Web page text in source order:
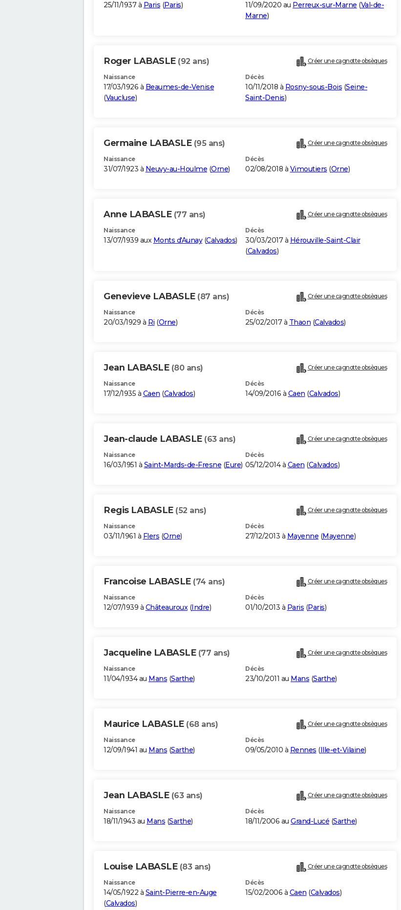
25/11/1937 à Paris (Paris) 11/09/2020 au Perreux-sur-Marne (Val-de-
Marne)
Roger LABASLE (92 ans) Créer une cagnotte obsèques
Naissance
17/03/1926 à Beaumes-de-Venise
(Vaucluse)
Décès
10/11/2018 à Rosny-sous-Bois (Seine-
Saint-Denis)
Germaine LABASLE (95 ans) Créer une cagnotte obsèques
Naissance
31/07/1923 à Neuvy-au-Houlme (Orne)
Décès
02/08/2018 à Vimoutiers (Orne)
Anne LABASLE (77 ans) Créer une cagnotte obsèques
Naissance
13/07/1939 aux Monts d'Aunay(Calvados)
Décès
30/03/2017 à Hérouville-Saint-Clair
(Calvados)
Genevieve LABASLE (87 ans) Créer une cagnotte obsèques
Naissance
20/03/1929 à Ri (Orne)
Décès
25/02/2017 à Thaon (Calvados)
Jean LABASLE (80 ans) Créer une cagnotte obsèques
Naissance
17/12/1935 à Caen (Calvados)
Décès
14/09/2016 à Caen (Calvados)
Jean-claude LABASLE (63 ans) Créer une cagnotte obsèques
Naissance
16/03/1951 à Saint-Mards-de-Fresne (Eure)
Décès
05/12/2014 à Caen (Calvados)
Regis LABASLE (52 ans) Créer une cagnotte obsèques
Naissance
03/11/1961 à Flers (Orne)
Décès
27/12/2013 à Mayenne (Mayenne)
Francoise LABASLE (74 ans) Créer une cagnotte obsèques
Naissance
12/07/1939 à Châteauroux(Indre)
Décès
01/10/2013 à Paris (Paris)
Jacqueline LABASLE (77 ans) Créer une cagnotte obsèques
Naissance
11/04/1934 au Mans (Sarthe)
Décès
23/10/2011 au Mans (Sarthe)
Maurice LABASLE (68 ans) Créer une cagnotte obsèques
Naissance
12/09/1941 au Mans (Sarthe)
Décès
09/05/2010 à Rennes (Ille-et-Vilaine)
Jean LABASLE (63 ans) Créer une cagnotte obsèques
Naissance
18/11/1943 au Mans (Sarthe)
Décès
18/11/2006 au Grand-Lucé (Sarthe)
Louise LABASLE (83 ans) Créer une cagnotte obsèques
Naissance
14/05/1922 à Saint-Pierre-en-Auge
(Calvados)
Décès
15/02/2006 à Caen (Calvados)